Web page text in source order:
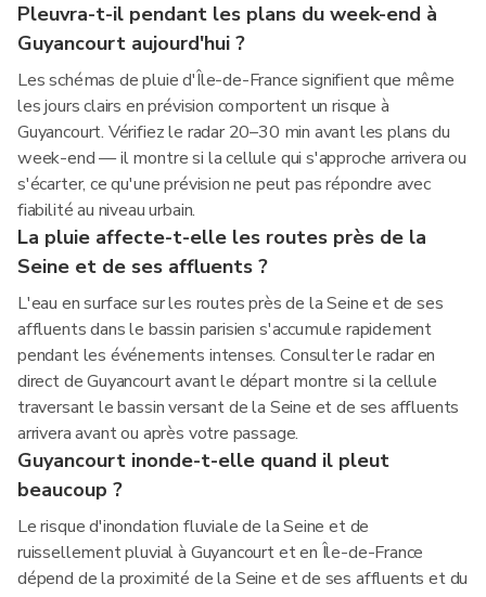
Pleuvra-t-il pendant les plans du week-end à
Guyancourt aujourd'hui ?
Les schémas de pluie d'Île-de-France signifient que même
les jours clairs en prévision comportent un risque à
Guyancourt. Vérifiez le radar 20–30 min avant les plans du
week-end — il montre si la cellule qui s'approche arrivera ou
s'écarter, ce qu'une prévision ne peut pas répondre avec
fiabilité au niveau urbain.
La pluie affecte-t-elle les routes près de la
Seine et de ses affluents ?
L'eau en surface sur les routes près de la Seine et de ses
affluents dans le bassin parisien s'accumule rapidement
pendant les événements intenses. Consulter le radar en
direct de Guyancourt avant le départ montre si la cellule
traversant le bassin versant de la Seine et de ses affluents
arrivera avant ou après votre passage.
Guyancourt inonde-t-elle quand il pleut
beaucoup ?
Le risque d'inondation fluviale de la Seine et de
ruissellement pluvial à Guyancourt et en Île-de-France
dépend de la proximité de la Seine et de ses affluents et du